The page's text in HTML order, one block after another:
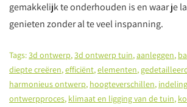
gemakkelijk te onderhouden is en waar je
genieten zonder al te veel inspanning.
Tags:3d ontwerp,3d ontwerp tuin,aanleggen,
diepte creëren,efficiënt,elementen,
harmonieus ontwerp, hoogteverschillen, indeling
ontwerpproces, klimaat en ligging van de tuin,